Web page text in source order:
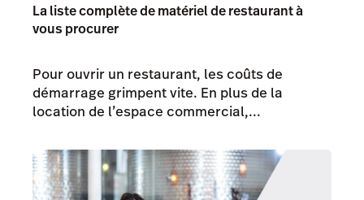
La liste complète de matériel de restaurant à
vous procurer
Pour ouvrir un restaurant, les coûts de
démarrage grimpent vite. En plus de la
location de l’espace commercial,...